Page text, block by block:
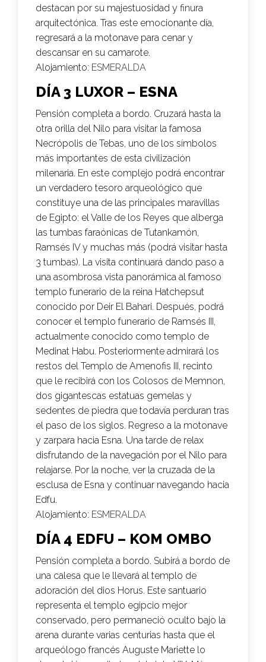
destacan por su majestuosidad y finura
arquitectónica. Tras este emocionante día,
regresará a la motonave para cenar y
descansar en su camarote.
Alojamiento: ESMERALDA
DÍA 3 LUXOR – ESNA
Pensión completa a bordo. Cruzará hasta la
otra orilla del Nilo para visitar la famosa
Necrópolis de Tebas, uno de los símbolos
más importantes de esta civilización
milenaria. En este complejo podrá encontrar
un verdadero tesoro arqueológico que
constituye una de las principales maravillas
de Egipto: el Valle de los Reyes que alberga
las tumbas faraónicas de Tutankamón,
Ramsés IV y muchas más (podrá visitar hasta
3 tumbas). La visita continuará dando paso a
una asombrosa vista panorámica al famoso
templo funerario de la reina Hatchepsut
conocido por Deir El Bahari. Después, podrá
conocer el templo funerario de Ramsés III,
actualmente conocido como templo de
Medinat Habu. Posteriormente admirará los
restos del Templo de Amenofis III, recinto
que le recibirá con los Colosos de Memnon,
dos gigantescas estatuas gemelas y
sedentes de piedra que todavía perduran tras
el paso de los siglos. Regreso a la motonave
y zarpara hacia Esna. Una tarde de relax
disfrutando de la navegación por el Nilo para
relajarse. Por la noche, ver la cruzada de la
esclusa de Esna y continuar navegando hacia
Edfu.
Alojamiento: ESMERALDA
DÍA 4 EDFU – KOM OMBO
Pensión completa a bordo. Subirá a bordo de
una calesa que le llevará al templo de
adoración del dios Horus. Este santuario
representa el templo egipcio mejor
conservado, pero permaneció oculto bajo la
arena durante varias centurias hasta que el
arqueólogo francés Auguste Mariette lo